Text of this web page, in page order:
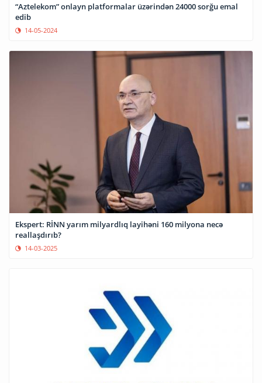
“Aztelekom” onlayn platformalar üzərindən 24000 sorğu emal
edib
14-05-2024
Ekspert: RİNN yarım milyardlıq layihəni 160 milyona necə
reallaşdırıb?
14-03-2025